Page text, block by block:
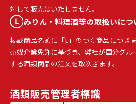
対して販売はいたしません。
みりん・料理酒等の取扱いにつ
掲載商品名頭に「L」のつく商品につき
売媒介業免許に基づき、弊社が国分グル
する酒類商品の注文を取次ぎます。
酒類販売管理者標識